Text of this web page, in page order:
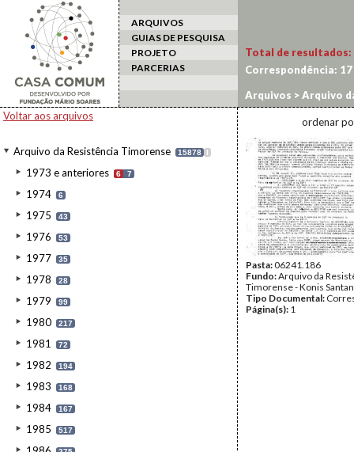
ARQUIVOS
GUIAS DE PESQUISA
PROJETO
PARCERIAS
Voltar aos arquivos
Arquivo da Resistência Timorense 15878 I
1973 e anteriores 6 7
1974 6
1975 43
1976 53
1977 35
1978 28
1979 99
1980 217
1981 72
1982 194
1983 168
1984 167
1985 517
Total de resultados:
Correspondência: 17
Arquivos >Arquivo
ordenar
Pasta:06241.186
Fundo:Arquivo da
Timorense - Konis
Tipo Documental:
Página(s): 1